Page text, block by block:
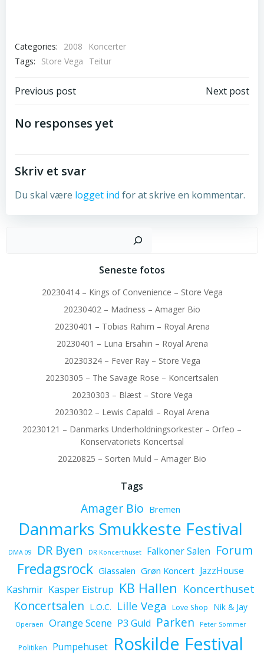
Categories: 2008
Koncerter
Tags:
Store Vega Teitur
Post
navigation
Previous post Next post
No responses yet
Skriv et svar
Du skal være logget ind for at skrive en kommentar.
Seneste fotos
20230414 – Kings of Convenience – Store Vega
20230402 – Madness – Amager Bio
20230401 – Tobias Rahim – Royal Arena
20230401 – Luna Ersahin – Royal Arena
20230324 – Fever Ray – Store Vega
20230305 – The Savage Rose – Koncertsalen
20230303 – Blæst – Store Vega
20230302 – Lewis Capaldi – Royal Arena
20230121 – Danmarks Underholdningsorkester – Orfeo –
Konservatoriets Koncertsal
20220825 – Sorten Muld – Amager Bio
Tags
Amager Bio Bremen
Danmarks Smukkeste Festival
DMA 09 DR Byen DR Koncerthuset Falkoner Salen Forum
Fredagsrock Glassalen Grøn Koncert JazzHouse
Kashmir Kasper Eistrup KB Hallen Koncerthuset
Koncertsalen L.O.C. Lille Vega Love Shop Nik & Jay
Operaen Orange Scene P3 Guld Parken Peter Sommer
Politiken Pumpehuset Roskilde Festival